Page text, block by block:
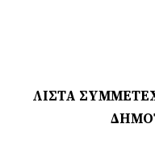
ΛΙΣΤΑ